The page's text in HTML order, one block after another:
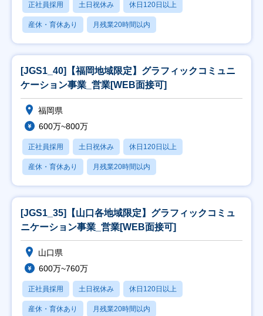
正社員採用 土日祝休み 休日120日以上
産休・育休あり 月残業20時間以内
[JGS1_40]【福岡地域限定】グラフィックコミュニ
ケーション事業_営業[WEB面接可]
福岡県
600万~800万
正社員採用 土日祝休み 休日120日以上
産休・育休あり 月残業20時間以内
[JGS1_35]【山口各地域限定】グラフィックコミュ
ニケーション事業_営業[WEB面接可]
山口県
600万~760万
正社員採用 土日祝休み 休日120日以上
産休・育休あり 月残業20時間以内